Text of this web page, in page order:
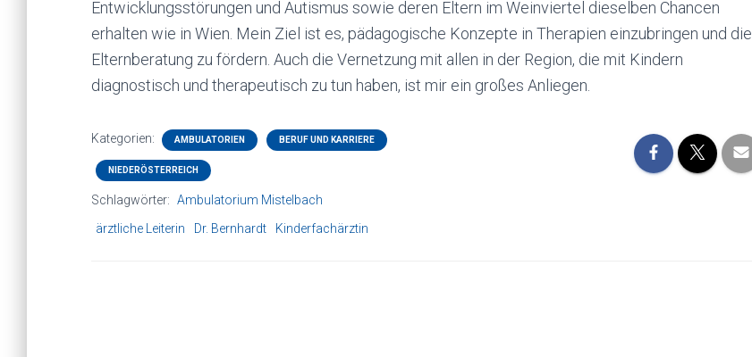
Entwicklungsstörungen und Autismus sowie deren Eltern im Weinviertel dieselben Chancen
erhalten wie in Wien. Mein Ziel ist es, pädagogische Konzepte in Therapien einzubringen und die
Elternberatung zu fördern. Auch die Vernetzung mit allen in der Region, die mit Kindern
diagnostisch und therapeutisch zu tun haben, ist mir ein großes Anliegen.
Kategorien: AMBULATORIEN BERUF UND KARRIERE
NIEDERÖSTERREICH
Schlagwörter: Ambulatorium Mistelbach
ärztliche Leiterin
Dr. Bernhardt Kinderfachärztin